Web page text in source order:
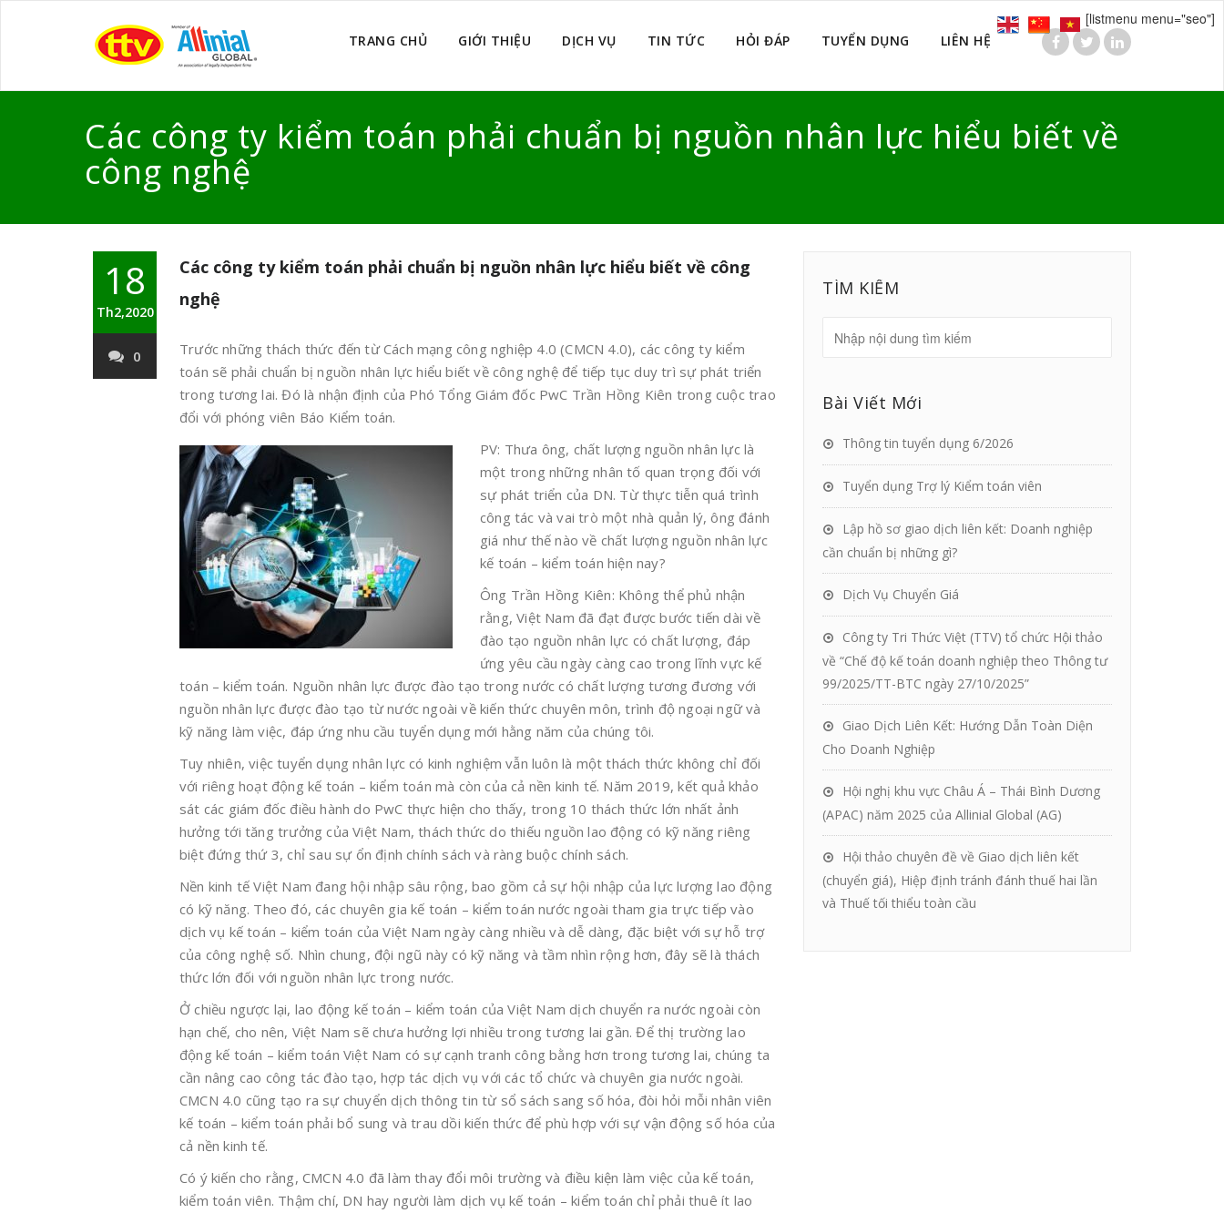
TRANG CHỦ GIỚI THIỆU DỊCH VỤ TIN TỨC HỎI ĐÁP TUYỂN DỤNG LIÊN HỆ
Các công ty kiểm toán phải chuẩn bị nguồn nhân lực hiểu biết về
công nghệ
18
Th2,2020
0
Các công ty kiểm toán phải chuẩn bị nguồn nhân lực hiểu biết về công
nghệ
Trước những thách thức đến từ Cách mạng công nghiệp 4.0 (CMCN 4.0), các công ty kiểm
toán sẽ phải chuẩn bị nguồn nhân lực hiểu biết về công nghệ để tiếp tục duy trì sự phát triển
trong tương lai. Đó là nhận định của Phó Tổng Giám đốc PwC Trần Hồng Kiên trong cuộc trao
đổi với phóng viên Báo Kiểm toán.
PV: Thưa ông, chất lượng nguồn nhân lực là
một trong những nhân tố quan trọng đối với
sự phát triển của DN. Từ thực tiễn quá trình
công tác và vai trò một nhà quản lý, ông đánh
giá như thế nào về chất lượng nguồn nhân lực
kế toán – kiểm toán hiện nay?
Ông Trần Hồng Kiên: Không thể phủ nhận
rằng, Việt Nam đã đạt được bước tiến dài về
đào tạo nguồn nhân lực có chất lượng, đáp
ứng yêu cầu ngày càng cao trong lĩnh vực kế
toán – kiểm toán. Nguồn nhân lực được đào tạo trong nước có chất lượng tương đương với
nguồn nhân lực được đào tạo từ nước ngoài về kiến thức chuyên môn, trình độ ngoại ngữ và
kỹ năng làm việc, đáp ứng nhu cầu tuyển dụng mới hằng năm của chúng tôi.
Tuy nhiên, việc tuyển dụng nhân lực có kinh nghiệm vẫn luôn là một thách thức không chỉ đối
với riêng hoạt động kế toán – kiểm toán mà còn của cả nền kinh tế. Năm 2019, kết quả khảo
sát các giám đốc điều hành do PwC thực hiện cho thấy, trong 10 thách thức lớn nhất ảnh
hưởng tới tăng trưởng của Việt Nam, thách thức do thiếu nguồn lao động có kỹ năng riêng
biệt đứng thứ 3, chỉ sau sự ổn định chính sách và ràng buộc chính sách.
Nền kinh tế Việt Nam đang hội nhập sâu rộng, bao gồm cả sự hội nhập của lực lượng lao động
có kỹ năng. Theo đó, các chuyên gia kế toán – kiểm toán nước ngoài tham gia trực tiếp vào
dịch vụ kế toán – kiểm toán của Việt Nam ngày càng nhiều và dễ dàng, đặc biệt với sự hỗ trợ
của công nghệ số. Nhìn chung, đội ngũ này có kỹ năng và tầm nhìn rộng hơn, đây sẽ là thách
thức lớn đối với nguồn nhân lực trong nước.
Ở chiều ngược lại, lao động kế toán – kiểm toán của Việt Nam dịch chuyển ra nước ngoài còn
hạn chế, cho nên, Việt Nam sẽ chưa hưởng lợi nhiều trong tương lai gần. Để thị trường lao
động kế toán – kiểm toán Việt Nam có sự cạnh tranh công bằng hơn trong tương lai, chúng ta
cần nâng cao công tác đào tạo, hợp tác dịch vụ với các tổ chức và chuyên gia nước ngoài.
CMCN 4.0 cũng tạo ra sự chuyển dịch thông tin từ sổ sách sang số hóa, đòi hỏi mỗi nhân viên
kế toán – kiểm toán phải bổ sung và trau dồi kiến thức để phù hợp với sự vận động số hóa của
cả nền kinh tế.
Có ý kiến cho rằng, CMCN 4.0 đã làm thay đổi môi trường và điều kiện làm việc của kế toán,
kiểm toán viên. Thậm chí, DN hay người làm dịch vụ kế toán – kiểm toán chỉ phải thuê ít lao
TÌM KIẾM
Bài Viết Mới
Thông tin tuyển dụng 6/2026
Tuyển dụng Trợ lý Kiểm toán viên
Lập hồ sơ giao dịch liên kết: Doanh nghiệp
cần chuẩn bị những gì?
Dịch Vụ Chuyển Giá
Công ty Tri Thức Việt (TTV) tổ chức Hội thảo
về “Chế độ kế toán doanh nghiệp theo Thông tư
99/2025/TT-BTC ngày 27/10/2025”
Giao Dịch Liên Kết: Hướng Dẫn Toàn Diện
Cho Doanh Nghiệp
Hội nghị khu vực Châu Á – Thái Bình Dương
(APAC) năm 2025 của Allinial Global (AG)
Hội thảo chuyên đề về Giao dịch liên kết
(chuyển giá), Hiệp định tránh đánh thuế hai lần
và Thuế tối thiểu toàn cầu
[listmenu menu="seo"]